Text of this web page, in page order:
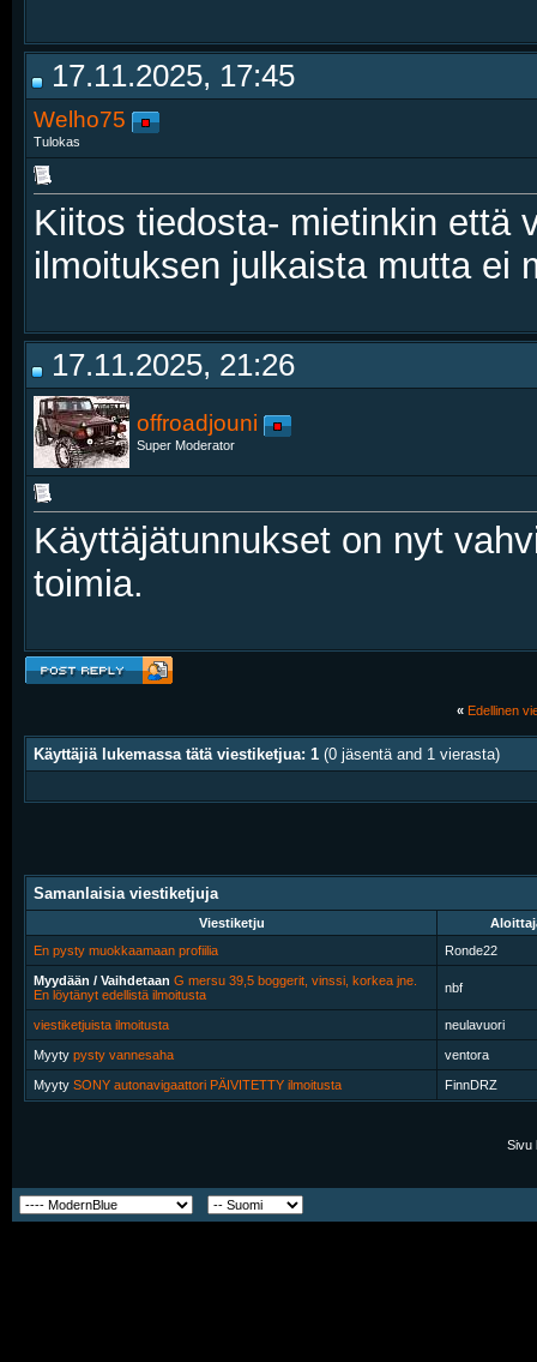
17.11.2025, 17:45
Welho75
Tulokas
Kiitos tiedosta- mietinkin että
ilmoituksen julkaista mutta ei
17.11.2025, 21:26
offroadjouni
Super Moderator
Käyttäjätunnukset on nyt
toimia.
« Edellinen
Käyttäjiä lukemassa tätä viestiketjua: 1 (0 jäsentä and 1 vierasta)
Samanlaisia viestiketjuja
Viestiketju
En pysty muokkaamaan profiilia
Ronde22
Myydään / Vaihdetaan G mersu 39,5 boggerit, vinssi, korkea jne.
En löytänyt edellistä ilmoitusta
nbf
viestiketjuista ilmoitusta neulavuori
Myyty pysty vannesaha ventora
Myyty SONY autonavigaattori PÄIVITETTY ilmoitusta FinnDRZ
Sivu